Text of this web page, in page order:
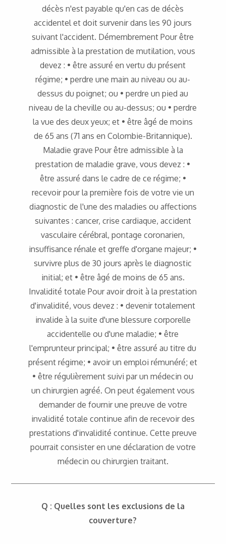
décès n'est payable qu'en cas de décès
accidentel et doit survenir dans les 90 jours
suivant l'accident. Démembrement Pour être
admissible à la prestation de mutilation, vous
devez : • être assuré en vertu du présent
régime; • perdre une main au niveau ou au-
dessus du poignet; ou • perdre un pied au
niveau de la cheville ou au-dessus; ou • perdre
la vue des deux yeux; et • être âgé de moins
de 65 ans (71 ans en Colombie-Britannique).
Maladie grave Pour être admissible à la
prestation de maladie grave, vous devez : •
être assuré dans le cadre de ce régime; •
recevoir pour la première fois de votre vie un
diagnostic de l'une des maladies ou affections
suivantes : cancer, crise cardiaque, accident
vasculaire cérébral, pontage coronarien,
insuffisance rénale et greffe d'organe majeur; •
survivre plus de 30 jours après le diagnostic
initial; et • être âgé de moins de 65 ans.
Invalidité totale Pour avoir droit à la prestation
d'invalidité, vous devez : • devenir totalement
invalide à la suite d'une blessure corporelle
accidentelle ou d'une maladie; • être
l'emprunteur principal; • être assuré au titre du
présent régime; • avoir un emploi rémunéré; et
• être régulièrement suivi par un médecin ou
un chirurgien agréé. On peut également vous
demander de fournir une preuve de votre
invalidité totale continue afin de recevoir des
prestations d'invalidité continue. Cette preuve
pourrait consister en une déclaration de votre
médecin ou chirurgien traitant.
Q : Quelles sont les exclusions de la
couverture?